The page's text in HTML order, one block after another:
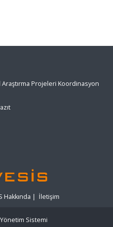
Projeleri Koordinasyon
Hakkında | İletişim
Sistemi